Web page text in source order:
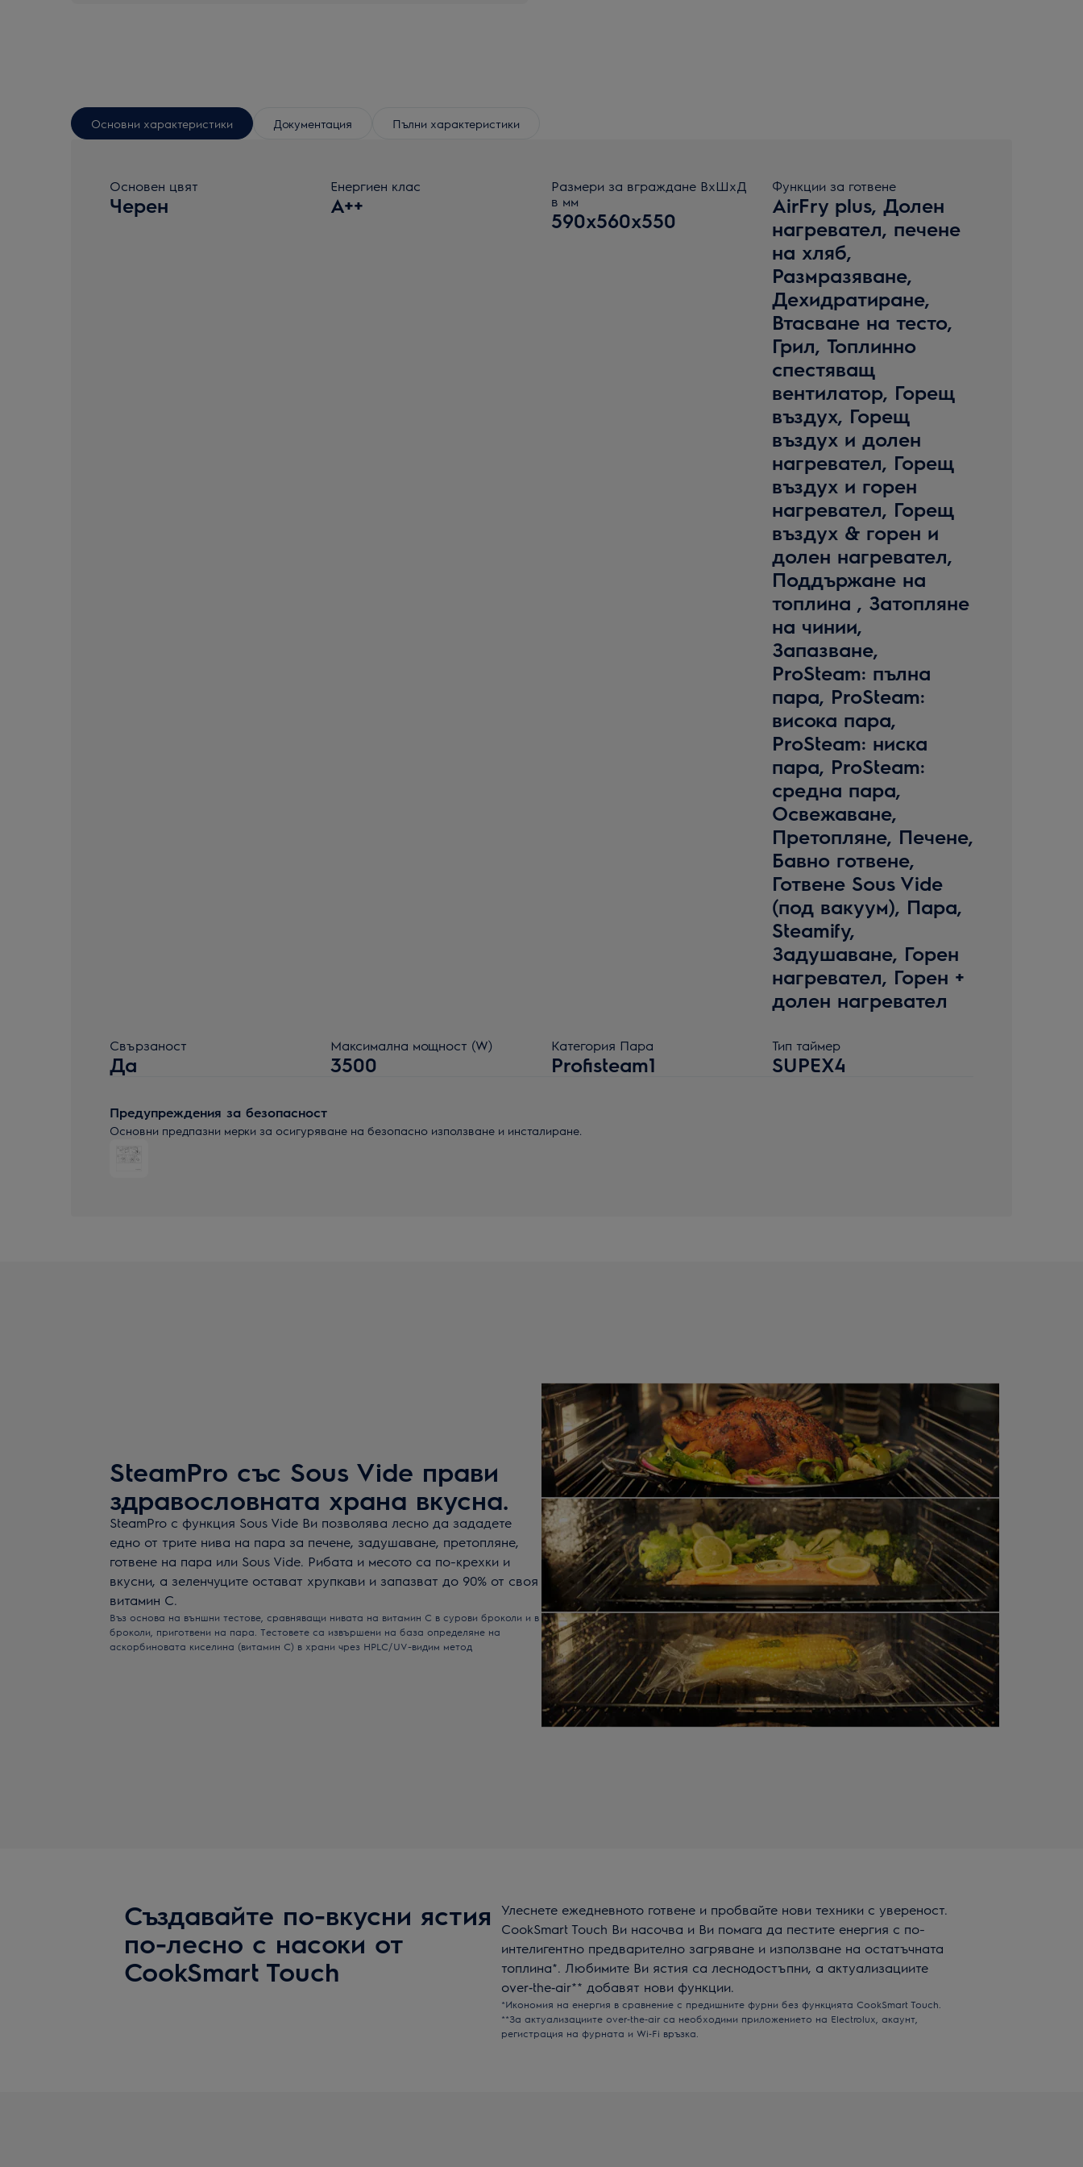
Основни характеристики Документация Пълни характеристики
Основен цвят
Черен
Енергиен клас
A++
Размери за вграждане ВxШxД
в мм
590x560x550
Функции за готвене
AirFry plus, Долен
нагревател, печене
на хляб,
Размразяване,
Дехидратиране,
Втасване на тесто,
Грил, Топлинно
спестяващ
вентилатор, Горещ
въздух, Горещ
въздух и долен
нагревател, Горещ
въздух и горен
нагревател, Горещ
въздух & горен и
долен нагревател,
Поддържане на
топлина , Затопляне
на чинии,
Запазване,
ProSteam: пълна
пара, ProSteam:
висока пара,
ProSteam: ниска
пара, ProSteam:
средна пара,
Освежаване,
Претопляне, Печене,
Бавно готвене,
Готвене Sous Vide
(под вакуум), Пара,
Steamify,
Задушаване, Горен
нагревател, Горен +
долен нагревател
Свързаност
Да
Максимална мощност (W)
3500
Категория Пара
Profisteam1
Тип таймер
SUPEX4
Предупреждения за безопасност
Основни предпазни мерки за осигуряване на безопасно използване и инсталиране.
SteamPro със Sous Vide прави
здравословната храна вкусна.
SteamPro с функция Sous Vide Ви позволява лесно да зададете
едно от трите нива на пара за печене, задушаване, претопляне,
готвене на пара или Sous Vide. Рибата и месото са по-крехки и
вкусни, а зеленчуците остават хрупкави и запазват до 90% от своя
витамин С.
Въз основа на външни тестове, сравняващи нивата на витамин С в сурови броколи и в
броколи, приготвени на пара. Тестовете са извършени на база определяне на
аскорбиновата киселина (витамин С) в храни чрез HPLC/UV-видим метод
Създавайте по-вкусни ястия
по-лесно с насоки от
CookSmart Touch
Улеснете ежедневното готвене и пробвайте нови техники с увереност.
CookSmart Touch Ви насочва и Ви помага да пестите енергия с по-
интелигентно предварително загряване и използване на остатъчната
топлина*. Любимите Ви ястия са леснодостъпни, а актуализациите
over‑the‑air** добавят нови функции.
*Икономия на енергия в сравнение с предишните фурни без функцията CookSmart Touch.
**За актуализациите over‑the‑air са необходими приложението на Electrolux, акаунт,
регистрация на фурната и Wi‑Fi връзка.